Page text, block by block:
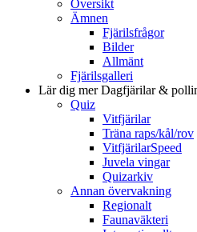
Översikt
Ämnen
Fjärilsfrågor
Bilder
Allmänt
Fjärilsgalleri
Lär dig merDagfjärilar &
Quiz
Vitfjärilar
Träna raps/kål/rov
VitfjärilarSpeed
Juvela vingar
Quizarkiv
Annan övervakning
Regionalt
Faunaväkteri